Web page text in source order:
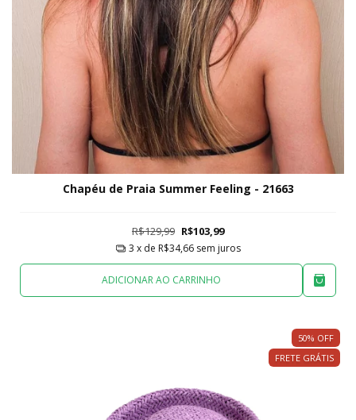
Chapéu de Praia Summer Feeling - 21663
R$129,99 R$103,99
3 x de R$34,66 sem juros
ADICIONAR AO CARRINHO
50% OFF
FRETE GRÁTIS